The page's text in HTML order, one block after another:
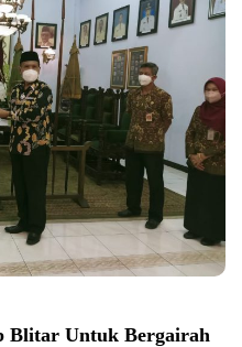
Blitar Untuk Bergairah